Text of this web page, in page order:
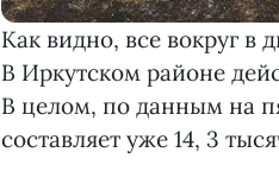
Как видно, все вокруг в
В Иркутском районе
В целом, по данным на
составляет уже 14, 3